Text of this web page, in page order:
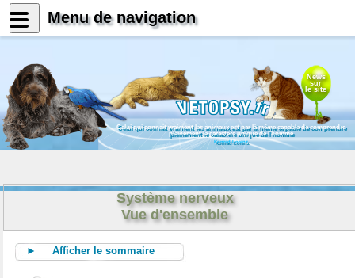
News
sur
le site
Celui qui connait vraiment les animaux est par là même capable de comprendre
pleinement le caractère unique de l'homme
Konrad Lorenz
Système nerveux
Vue d'ensemble
► Afficher le sommaire
Menu de navigation